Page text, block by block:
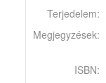
Terjedelem:
Megjegyzések:
ISBN: